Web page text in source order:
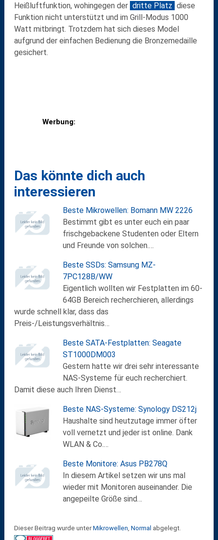
Heißluftfunktion, wohingegen der dritte Platz diese
Funktion nicht unterstützt und im Grill-Modus 1000
Watt mitbringt. Trotzdem hat sich dieses Model
aufgrund der einfachen Bedienung die Bronzemedaille
gesichert.
Werbung:
Das könnte dich auch
interessieren
Beste Mikrowellen: Bomann MW 2226
Bestimmt gibt es unter euch ein paar
frischgebackene Studenten oder Eltern
und Freunde von solchen.…
Beste SSDs: Samsung MZ-
7PC128B/WW
Eigentlich wollten wir Festplatten im 60-
64GB Bereich recherchieren, allerdings
wurde schnell klar, dass das
Preis-/Leistungsverhältnis…
Beste SATA-Festplatten: Seagate
ST1000DM003
Gestern hatte wir drei sehr interessante
NAS-Systeme für euch recherchiert.
Damit diese auch Ihren Dienst…
Beste NAS-Systeme: Synology DS212j
Haushalte sind heutzutage immer öfter
voll vernetzt und jeder ist online. Dank
WLAN & Co.…
Beste Monitore: Asus PB278Q
In diesem Artikel setzen wir uns mal
wieder mit Monitoren auseinander. Die
angepeilte Größe sind…
Dieser Beitrag wurde unterMikrowellen, Normal abgelegt.